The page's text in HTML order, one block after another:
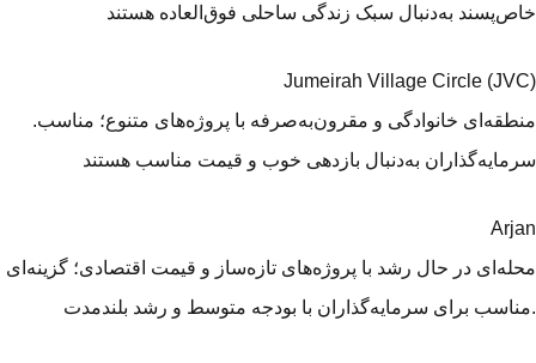
به‌دنبال سبک زندگی ساحلی فوق‌العاده هستند
Jumeirah Village Circle
.منطقه‌ای خانوادگی و مقرون‌به‌صرفه با پروژه‌های متنوع؛ مناسب
به‌دنبال بازدهی خوب و قیمت مناسب‌ هستند
در حال رشد با پروژه‌های تازه‌ساز و قیمت اقتصادی؛ گزینه‌ای